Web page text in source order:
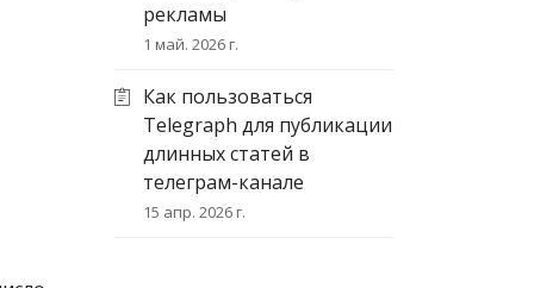
рекламы
1 май. 2026 г.
Как пользоваться
Telegraph для публикации
длинных статей в
телеграм-канале
15 апр. 2026 г.